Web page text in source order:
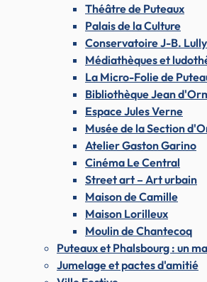
Théâtre de Puteaux
Palais de la Culture
Conservatoire J-B. Lully
Médiathèques et
La Micro-Folie de
Bibliothèque Jean
Espace Jules Verne
Musée de la Section
Atelier Gaston Garino
Cinéma Le Central
Street art – Art urbain
Maison de Camille
Maison Lorilleux
Moulin de Chantecoq
Puteaux et Phalsbourg : un
Jumelage et pactes d'amitié